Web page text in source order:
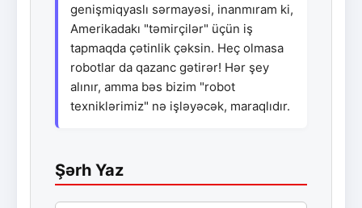
genişmiqyaslı sərmayəsi, inanmıram ki,
Amerikadakı "təmirçilər" üçün iş
tapmaqda çətinlik çəksin. Heç olmasa
robotlar da qazanc gətirər! Hər şey
alınır, amma bəs bizim "robot
texniklərimiz" nə işləyəcək, maraqlıdır.
Şərh Yaz